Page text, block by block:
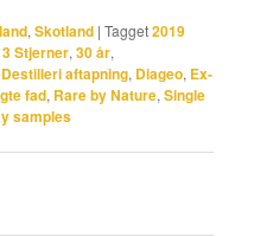
,Skotland |Tagget2019
3 Stjerner,30 år,
Destilleri aftapning, Diageo, Ex-
fad, Rare by Nature,Single
samples